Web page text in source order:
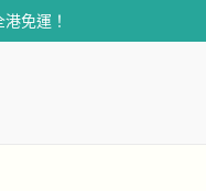
免運！